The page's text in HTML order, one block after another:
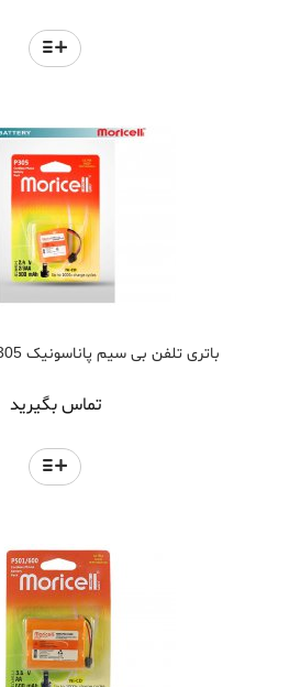
باتری تلفن بی سیم پاناسونیک HHR_P305 موریسل
تماس بگیرید